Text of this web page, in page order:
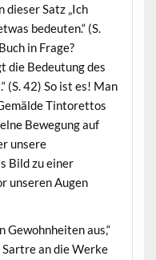
dieser Satz „Ich
bedeuten.“ (S.
in Frage?
die Bedeutung des
(S. 42) So ist es! Man
Tintorettos
Bewegung auf
unsere
Bild zu einer
unseren Augen
Gewohnheiten aus,“
an die Werke